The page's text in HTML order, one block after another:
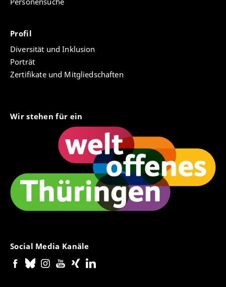
Profil
Diversität und Inklusion
Porträt
Zertifikate und Mitgliedschaften
Wir stehen für ein
Social Media Kanäle